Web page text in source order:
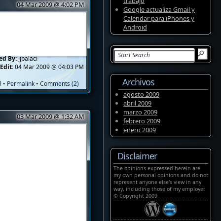
04 Mar 2009 @ 4:02 PM
By:jjpalaci
04 Mar 2009 @ 04:03 PM
• Permalink•Comments (2)
03 Mar 2009 @ 1:32 AM
Google actualiza Gmail y
Calendar para iPhones y
Android
Archivos
agosto 2009
abril 2009
marzo 2009
febrero 2009
enero 2009
Disclaimer
The opinions expressed herein are
my own personal opinions and do not
represent anyone else's view in any
way, including those of my employer.
© Copyright 2009